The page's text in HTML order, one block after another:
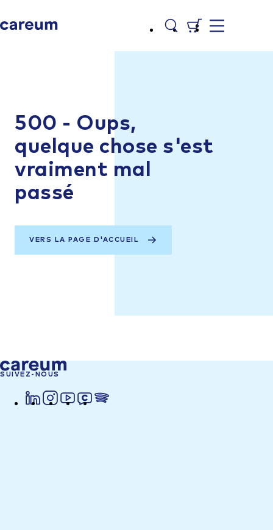
500 - Oups,
quelque chose s'est
vraiment mal
passé
VERS LA PAGE D'ACCUEIL
SUIVEZ-NOUS